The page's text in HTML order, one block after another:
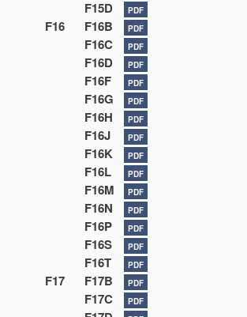
F15D PDF
F16 F16B PDF
F16C PDF
F16D PDF
F16F PDF
F16G PDF
F16H PDF
F16J PDF
F16K PDF
F16L PDF
F16M PDF
F16N PDF
F16P PDF
F16S PDF
F16T PDF
F17 F17B PDF
F17C PDF